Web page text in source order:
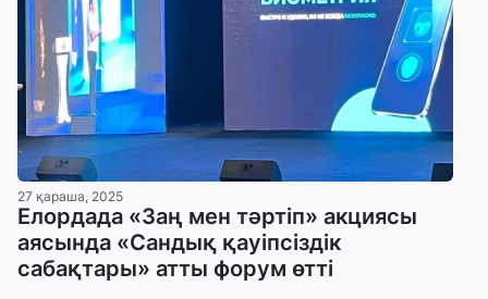
27 қараша, 2025
Елордада «Заң мен тәртіп» акциясы
аясында «Сандық қауіпсіздік
сабақтары» атты форум өтті